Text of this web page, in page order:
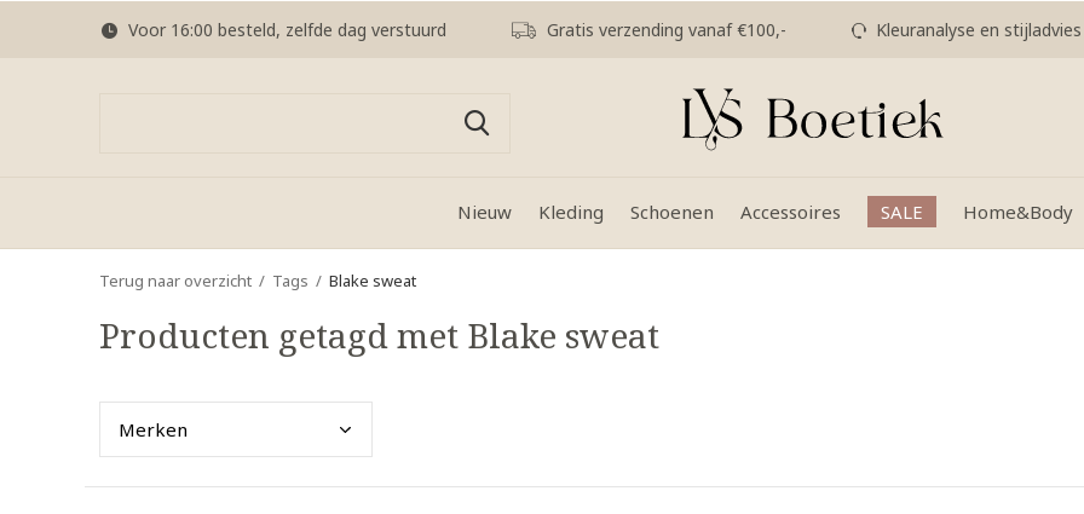
Nieuw Kleding Schoenen Accessoires SALE Home&Body
Voor 16:00 besteld, zelfde dag verstuurd Gratis verzending vanaf €100,- Kleuranalyse en stijladvies
Terug naar overzicht Tags Blake sweat
Producten getagd met Blake sweat
Merken